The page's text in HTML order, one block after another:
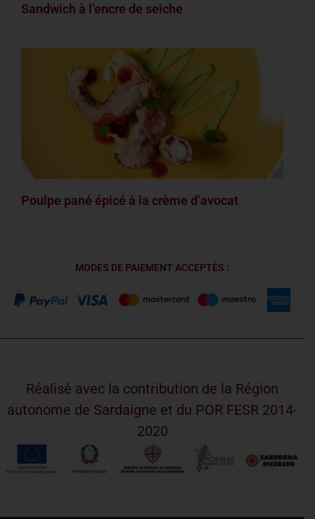
Sandwich à l’encre de seiche
Poulpe pané épicé à la crème d’avocat
MODES DE PAIEMENT ACCEPTÉS :
Réalisé avec la contribution de la Région
autonome de Sardaigne et du POR FESR 2014-
2020